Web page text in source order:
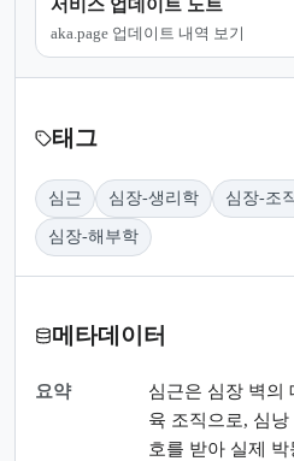
서비스 업데이트 노트
aka.page 업데이트 내역 보기
태그
심근 심장-생리학 심장-조
심장-해부학
메타데이터
요약
심근은 심장 벽의
육 조직으로, 심
호를 받아 실제